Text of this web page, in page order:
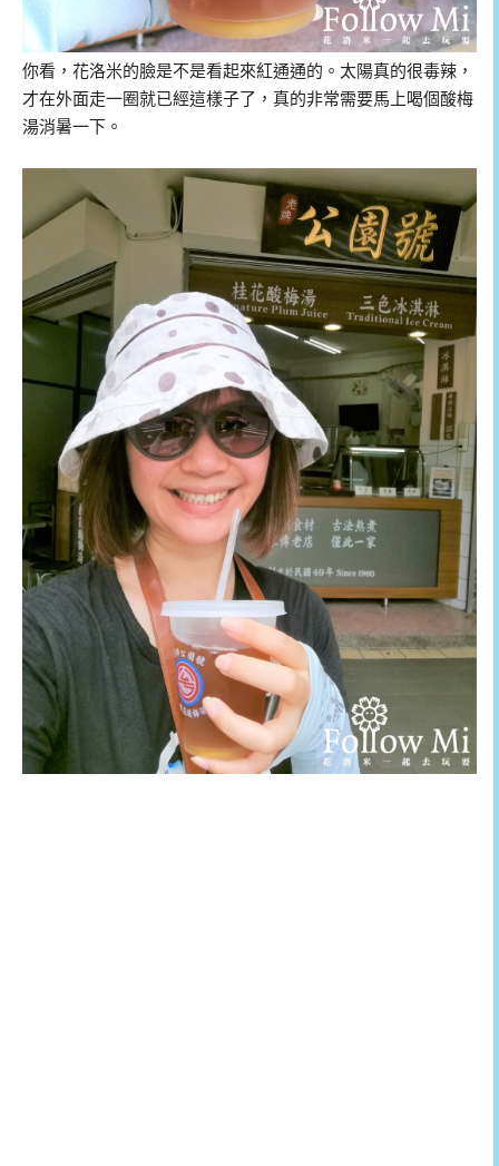
你看，花洛米的臉是不是看起來紅通通的。太陽真的很毒辣，
才在外面走一圈就已經這樣子了，真的非常需要馬上喝個酸梅
湯消暑一下。